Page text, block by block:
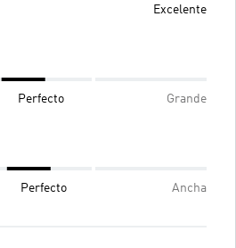
Excelente
Perfecto Grande
Perfecto Ancha